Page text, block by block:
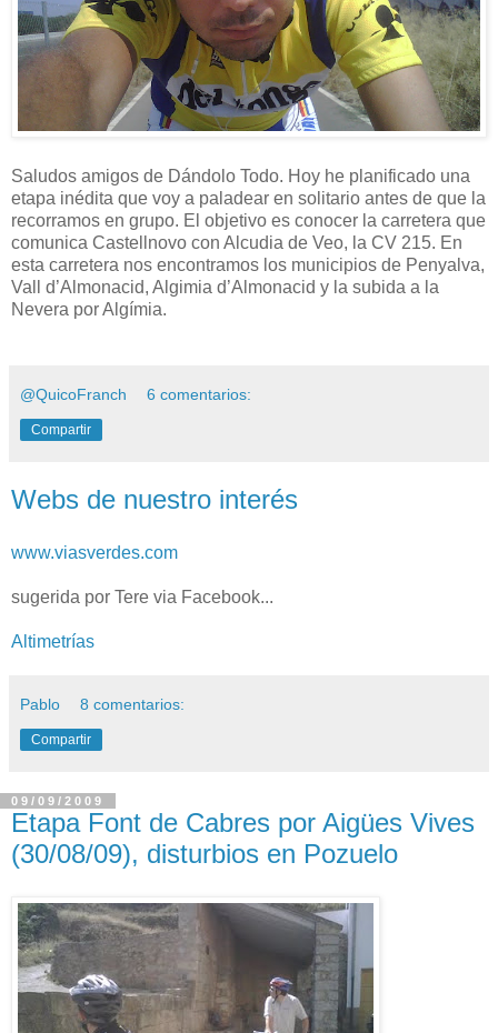
Saludos amigos de Dándolo Todo. Hoy he planificado una
etapa inédita que voy a paladear en solitario antes de que la
recorramos en grupo. El objetivo es conocer la carretera que
comunica Castellnovo con Alcudia de Veo, la CV 215. En
esta carretera nos encontramos los municipios de Penyalva,
Vall d’Almonacid, Algimia d’Almonacid y la subida a la
Nevera por Algímia.
@QuicoFranch 6 comentarios:
Compartir
Webs de nuestro interés
www.viasverdes.com
sugerida por Tere via Facebook...
Altimetrías
Pablo 8 comentarios:
Compartir
09/09/2009
Etapa Font de Cabres por Aigües Vives
(30/08/09), disturbios en Pozuelo